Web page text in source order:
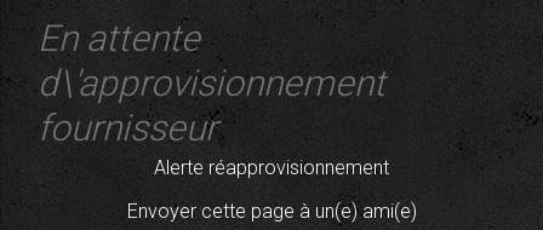
En attente
d\'approvisionnement
fournisseur
Alerte réapprovisionnement
Envoyer cette page à un(e) ami(e)